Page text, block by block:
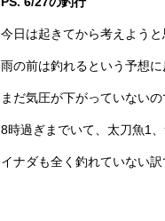
今日は起きてから考えよう
雨の前は釣れるという予想に
まだ気圧が下がっていないの
8時過ぎまでいて、太刀魚1
イナダも全く釣れていない